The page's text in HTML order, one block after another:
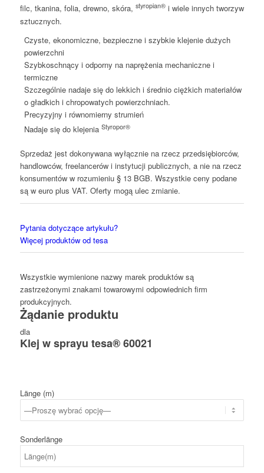
filc, tkanina, folia, drewno, skóra, styropian®i wiele innych tworzyw
sztucznych.
Czyste, ekonomiczne, bezpieczne i szybkie klejenie dużych
powierzchni
Szybkoschnący i odporny na naprężenia mechaniczne i
termiczne
Szczególnie nadaje się do lekkich i średnio ciężkich materiałów
o gładkich i chropowatych powierzchniach.
Precyzyjny i równomierny strumień
Nadaje się do klejenia Styropor®
Sprzedaż jest dokonywana wyłącznie na rzecz przedsiębiorców,
handlowców, freelancerów i instytucji publicznych, a nie na rzecz
konsumentów w rozumieniu § 13 BGB. Wszystkie ceny podane
są w euro plus VAT. Oferty mogą ulec zmianie.
Pytania dotyczące artykułu?
Więcej produktów od tesa
Wszystkie wymienione nazwy marek produktów są
zastrzeżonymi znakami towarowymi odpowiednich firm
produkcyjnych.
Żądanie produktu
dla
Klej w sprayu tesa® 60021
Länge (m)
Sonderlänge